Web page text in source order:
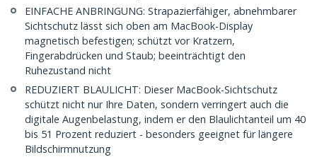
EINFACHE ANBRINGUNG: Strapazierfähiger, abnehmbarer
Sichtschutz lässt sich oben am MacBook-Display
magnetisch befestigen; schützt vor Kratzern,
Fingerabdrücken und Staub; beeinträchtigt den
Ruhezustand nicht
REDUZIERT BLAULICHT: Dieser MacBook-Sichtschutz
schützt nicht nur Ihre Daten, sondern verringert auch die
digitale Augenbelastung, indem er den Blaulichtanteil um 40
bis 51 Prozent reduziert - besonders geeignet für längere
Bildschirmnutzung